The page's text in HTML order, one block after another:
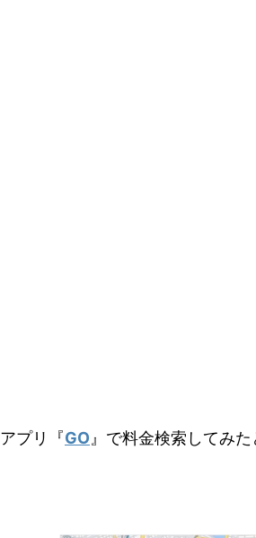
プリ『GO 』で料金検索してみ